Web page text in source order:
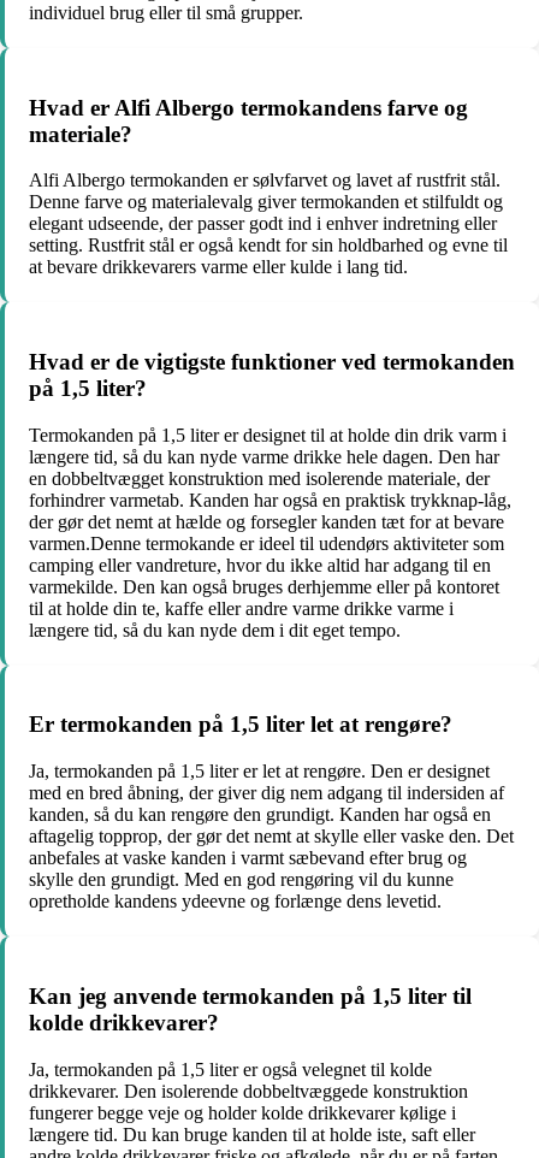
individuel brug eller til små grupper.
Hvad er Alfi Albergo termokandens farve og
materiale?
Alfi Albergo termokanden er sølvfarvet og lavet af rustfrit stål.
Denne farve og materialevalg giver termokanden et stilfuldt og
elegant udseende, der passer godt ind i enhver indretning eller
setting. Rustfrit stål er også kendt for sin holdbarhed og evne til
at bevare drikkevarers varme eller kulde i lang tid.
Hvad er de vigtigste funktioner ved termokanden
på 1,5 liter?
Termokanden på 1,5 liter er designet til at holde din drik varm i
længere tid, så du kan nyde varme drikke hele dagen. Den har
en dobbeltvægget konstruktion med isolerende materiale, der
forhindrer varmetab. Kanden har også en praktisk trykknap-låg,
der gør det nemt at hælde og forsegler kanden tæt for at bevare
varmen.Denne termokande er ideel til udendørs aktiviteter som
camping eller vandreture, hvor du ikke altid har adgang til en
varmekilde. Den kan også bruges derhjemme eller på kontoret
til at holde din te, kaffe eller andre varme drikke varme i
længere tid, så du kan nyde dem i dit eget tempo.
Er termokanden på 1,5 liter let at rengøre?
Ja, termokanden på 1,5 liter er let at rengøre. Den er designet
med en bred åbning, der giver dig nem adgang til indersiden af
kanden, så du kan rengøre den grundigt. Kanden har også en
aftagelig topprop, der gør det nemt at skylle eller vaske den. Det
anbefales at vaske kanden i varmt sæbevand efter brug og
skylle den grundigt. Med en god rengøring vil du kunne
opretholde kandens ydeevne og forlænge dens levetid.
Kan jeg anvende termokanden på 1,5 liter til
kolde drikkevarer?
Ja, termokanden på 1,5 liter er også velegnet til kolde
drikkevarer. Den isolerende dobbeltvæggede konstruktion
fungerer begge veje og holder kolde drikkevarer kølige i
længere tid. Du kan bruge kanden til at holde iste, saft eller